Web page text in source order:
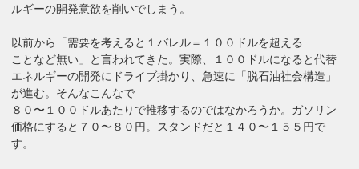
ルギーの開発意欲を削いでしまう。
以前から「需要を考えると１バレル＝１００ドルを超える
ことなど無い」と言われてきた。実際、１００ドルになると代替
エネルギーの開発にドライブ掛かり、急速に「脱石油社会構造」
が進む。そんなこんなで
８０〜１００ドルあたりで推移するのではなかろうか。ガソリン
価格にすると７０〜８０円。スタンドだと１４０〜１５５円で
す。